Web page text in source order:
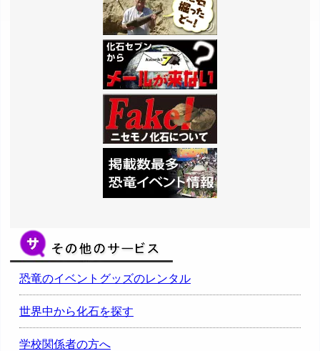
恐竜のイベントグッズのレンタル
世界中から化石を探す
学校関係者の方へ